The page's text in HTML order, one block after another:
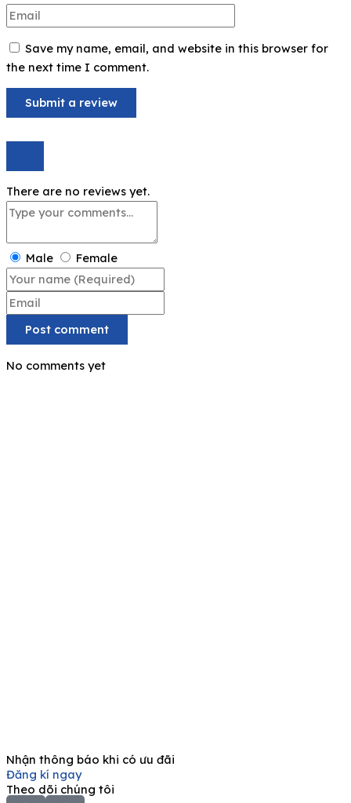
Save my name, email, and website in this browser for
the next time I comment.
There are no reviews yet.
Male Female
Post comment
No comments yet
Nhận thông báo khi có ưu đãi
Đăng kí ngay
Theo dõi chúng tôi